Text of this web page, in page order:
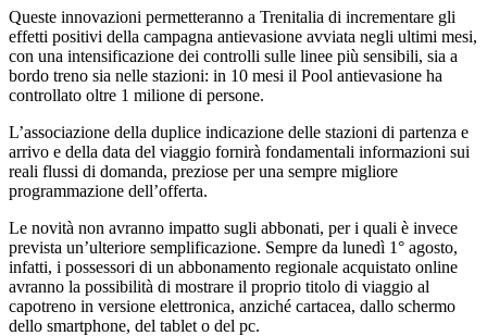
Queste innovazioni permetteranno a Trenitalia di incrementare gli
effetti positivi della campagna antievasione avviata negli ultimi mesi,
con una intensificazione dei controlli sulle linee più sensibili, sia a
bordo treno sia nelle stazioni: in 10 mesi il Pool antievasione ha
controllato oltre 1 milione di persone.
L’associazione della duplice indicazione delle stazioni di partenza e
arrivo e della data del viaggio fornirà fondamentali informazioni sui
reali flussi di domanda, preziose per una sempre migliore
programmazione dell’offerta.
Le novità non avranno impatto sugli abbonati, per i quali è invece
prevista un’ulteriore semplificazione. Sempre da lunedì 1° agosto,
infatti, i possessori di un abbonamento regionale acquistato online
avranno la possibilità di mostrare il proprio titolo di viaggio al
capotreno in versione elettronica, anziché cartacea, dallo schermo
dello smartphone, del tablet o del pc.